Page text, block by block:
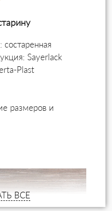
состаренная
Sayerlack
Plast
размеров и
ВСЕ